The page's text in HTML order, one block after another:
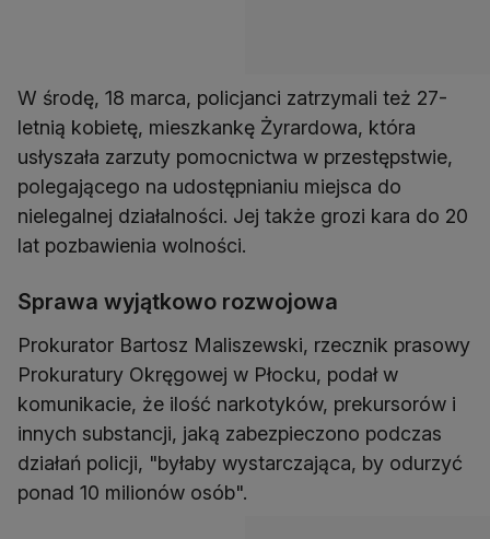
W środę, 18 marca, policjanci zatrzymali też 27-
letnią kobietę, mieszkankę Żyrardowa, która
usłyszała zarzuty pomocnictwa w przestępstwie,
polegającego na udostępnianiu miejsca do
nielegalnej działalności. Jej także grozi kara do 20
lat pozbawienia wolności.
Sprawa wyjątkowo rozwojowa
Prokurator Bartosz Maliszewski, rzecznik prasowy
Prokuratury Okręgowej w Płocku, podał w
komunikacie, że ilość narkotyków, prekursorów i
innych substancji, jaką zabezpieczono podczas
działań policji, "byłaby wystarczająca, by odurzyć
ponad 10 milionów osób".